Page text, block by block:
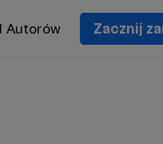
Autorów Zacznij